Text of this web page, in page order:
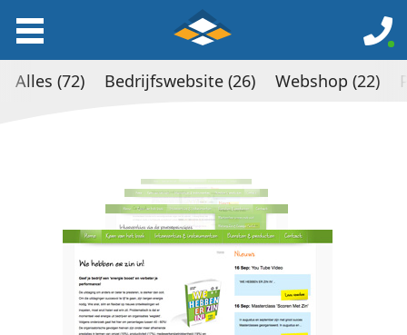
Alles (72) Bedrijfswebsite (26) Webshop (22)